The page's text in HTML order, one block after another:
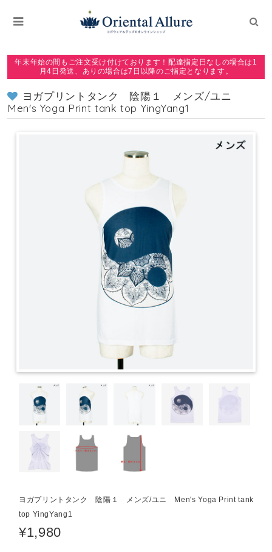
年末年始の間もご注文受け付けております！配達指定日なしの場合は1
月4日発送、ありの場合は7日以降のご指定となります。
ヨガプリントタンク 陰陽１ メンズ/ユニ
Men's Yoga Print tank top YingYang1
ヨガプリントタンク 陰陽１ メンズ/ユニ Men's Yoga Print tank
top YingYang1
¥1,980